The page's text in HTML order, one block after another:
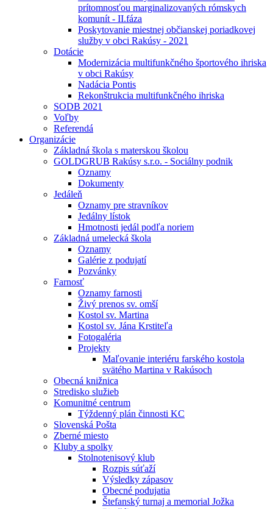
prítomnosťou marginalizovaných rómskych
komunít - II.fáza
Poskytovanie miestnej občianskej poriadkovej
služby v obci Rakúsy - 2021
Dotácie
Modernizácia multifunkčného športového ihriska
v obci Rakúsy
Nadácia Pontis
Rekonštrukcia multifunkčného ihriska
SODB 2021
Voľby
Referendá
Organizácie
Základná škola s materskou školou
GOLDGRUB Rakúsy s.r.o. - Sociálny podnik
Oznamy
Dokumenty
Jedáleň
Oznamy pre stravníkov
Jedálny lístok
Hmotnosti jedál podľa noriem
Základná umelecká škola
Oznamy
Galérie z podujatí
Pozvánky
Farnosť
Oznamy farnosti
Živý prenos sv. omší
Kostol sv. Martina
Kostol sv. Jána Krstiteľa
Fotogaléria
Projekty
Maľovanie interiéru farského kostola
svätého Martina v Rakúsoch
Obecná knižnica
Stredisko služieb
Komunitné centrum
Týždenný plán činnosti KC
Slovenská Pošta
Zberné miesto
Kluby a spolky
Stolnotenisový klub
Rozpis súťaží
Výsledky zápasov
Obecné podujatia
Štefanský turnaj a memorial Jožka